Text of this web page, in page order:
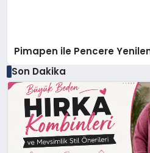
Pimapen ile Pencere
Son Dakika